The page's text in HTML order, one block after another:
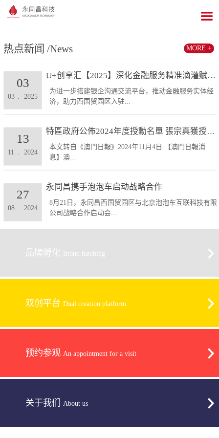
热点新闻 /News
U+创享汇【2025】深化金融服务精准滴灌赋能发展...
为进一步搭建银企沟通交流平台，推动金融服务实体经
济，助力西国贸园区入驻...
03 2025
03
特區政府公佈2024年度授勳名單 張宗真獲授予專業...
本文转自《澳門日報》2024年11月4日 【澳門日報消
息】澳...
11 2024
13
永同昌携手泡泡车启动战略合作
8月21日，永同昌西国贸园区与北京泡泡车互联科技有限
公司战略合作启动会...
08 . 2024
27
MORE +
品牌孵化 Brand hatching
双创平台 Dual creation platform
预约参观 An appointment for a visit
关于我们 About us